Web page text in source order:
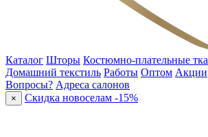
Каталог Шторы Костюмно-плательные
Домашний текстиль Работы Оптом Акции
Вопросы? Адреса салонов
× Скидка новоселам -15%